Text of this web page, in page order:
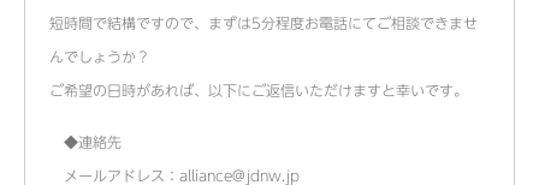
短時間で結構ですので、まずは5分程度お電話にてご相談できませ
んでしょうか？
ご希望の日時があれば、以下にご返信いただけますと幸いです。
◆連絡先
メールアドレス：alliance@jdnw.jp